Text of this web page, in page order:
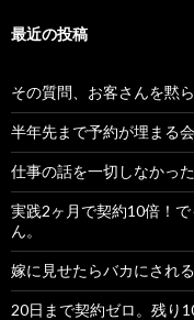
最近の投稿
その質問、お客さんを黙
半年先まで予約が埋まる
仕事の話を一切しなかっ
実践2ヶ月で契約10倍！
ん。
嫁に見せたらバカにされ
20日まで契約ゼロ。残り